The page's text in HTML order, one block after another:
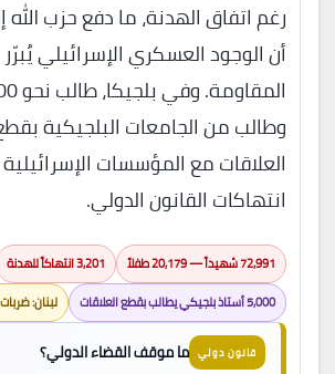
رغم اتفاق الهدنة، ما دفع حزب الله
أن الوجود العسكري الإسرائيلي
وطالب من الجامعات البلجيكية
العلاقات مع المؤسسات
انتهاكات القانون الدولي.
72,991 شهيداً — 20,179 طفلاً
3,201 انتهاكاً للهدنة
5,000 أستاذ بلجيكي يطالب بقطع العلاقات
لبنان:
قانون دولي ما موقف القضاء الدولي؟